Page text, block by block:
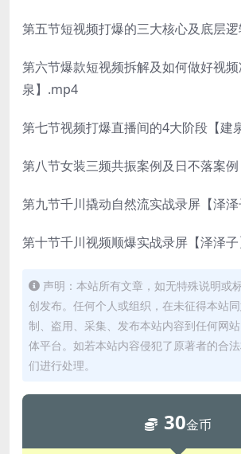
第五节短视频打爆的三大核心及底层
第六节爆款短视频拆解及如何做好视
泉】.mp4
第七节视频打爆直播间的4大阶段【建
第八节女装三频共振案例及日不落案
第九节千川撬动自然流实战录屏【泽
第十节千川视频顺爆实战录屏【泽泽
声明：本站所有文章，如无特殊说明或
创发布。任何个人或组织，在未征得本站
制、盗用、采集、发布本站内容到任何网
体平台。如若本站内容侵犯了原著者的合
们进行处理。
30金币